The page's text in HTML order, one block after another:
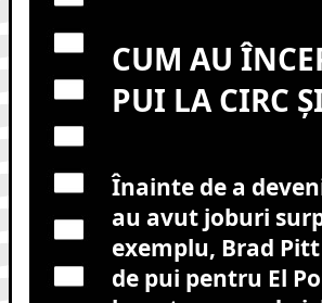
CUM AU
PUI LA CIRC
Înainte de a
au avut joburi
exemplu, Brad
de pui pentru El